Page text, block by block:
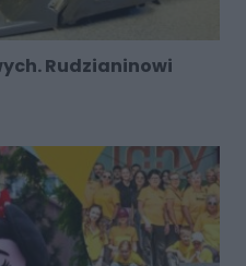
Rudzianinowi